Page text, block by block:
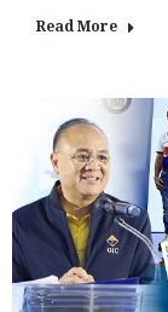
Read More